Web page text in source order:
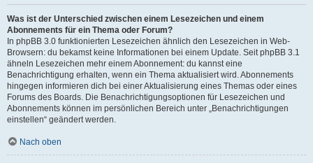
Was ist der Unterschied zwischen einem Lesezeichen und einem
Abonnements für ein Thema oder Forum?
In phpBB 3.0 funktionierten Lesezeichen ähnlich den Lesezeichen in Web-
Browsern: du bekamst keine Informationen bei einem Update. Seit phpBB 3.1
ähneln Lesezeichen mehr einem Abonnement: du kannst eine
Benachrichtigung erhalten, wenn ein Thema aktualisiert wird. Abonnements
hingegen informieren dich bei einer Aktualisierung eines Themas oder eines
Forums des Boards. Die Benachrichtigungsoptionen für Lesezeichen und
Abonnements können im persönlichen Bereich unter „Benachrichtigungen
einstellen“ geändert werden.
Nach oben